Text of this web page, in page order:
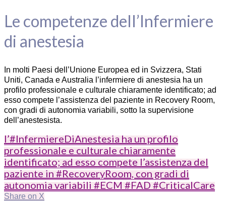
Le competenze dell’Infermiere
di anestesia
In molti Paesi dell’Unione Europea ed in Svizzera, Stati
Uniti, Canada e Australia l’infermiere di anestesia ha un
profilo professionale e culturale chiaramente identificato; ad
esso compete l’assistenza del paziente in Recovery Room,
con gradi di autonomia variabili, sotto la supervisione
dell’anestesista.
l’#InfermiereDiAnestesia ha un profilo
professionale e culturale chiaramente
identificato; ad esso compete l’assistenza del
paziente in #RecoveryRoom, con gradi di
autonomia variabili #ECM #FAD #CriticalCare
Share on X